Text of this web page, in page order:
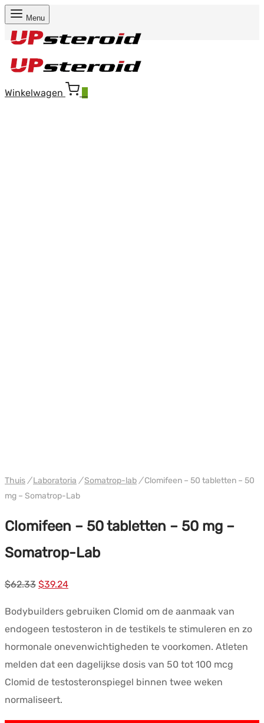
Menu
Winkelwagen
Thuis / Laboratoria /Somatrop-lab /Clomifeen – 50 tabletten – 50
mg – Somatrop-Lab
Clomifeen – 50 tabletten – 50 mg –
Somatrop-Lab
$62.33 Oorspronkelijke
$39.24Huidige
is:
Bodybuilders gebruiken Clomid om de aanmaak van
endogeen testosteron in de testikels te stimuleren en zo
hormonale onevenwichtigheden te voorkomen. Atleten
melden dat een dagelijkse dosis van 50 tot 100 mcg
Clomid de testosteronspiegel binnen twee weken
normaliseert.